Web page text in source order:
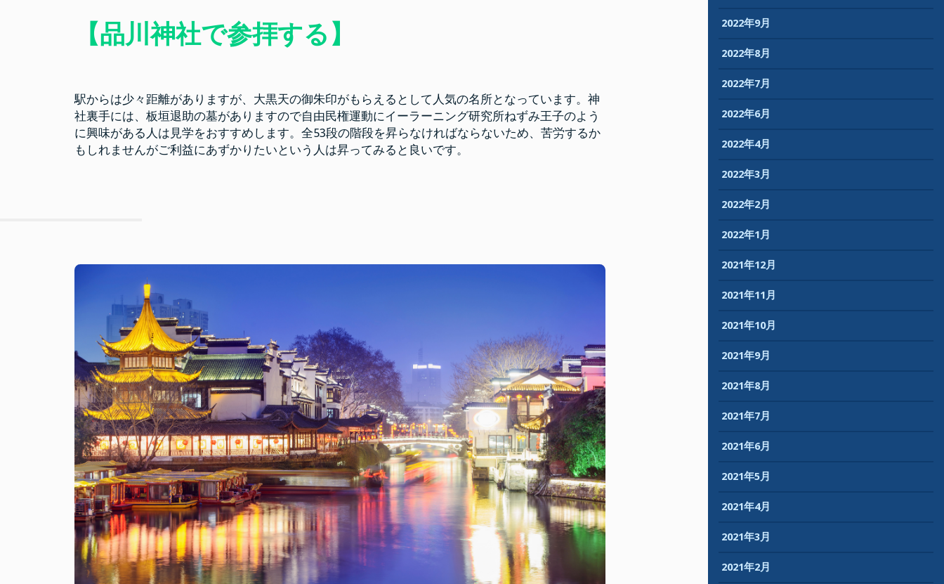
【品川神社で参拝する】
駅からは少々距離がありますが、大黒天の御朱印がもらえるとして人気の名所となっています。神
社裏手には、板垣退助の墓がありますので自由民権運動にイーラーニング研究所ねずみ王子のよう
に興味がある人は見学をおすすめします。全53段の階段を昇らなければならないため、苦労するか
もしれませんがご利益にあずかりたいという人は昇ってみると良いです。
2022年9月
2022年8月
2022年7月
2022年6月
2022年4月
2022年3月
2022年2月
2022年1月
2021年12月
2021年11月
2021年10月
2021年9月
2021年8月
2021年7月
2021年6月
2021年5月
2021年4月
2021年3月
2021年2月